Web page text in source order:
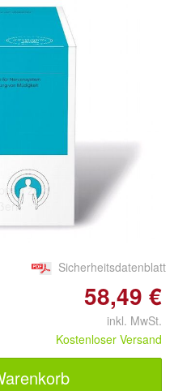
zum
Sicherheitsdatenblatt
58,49 €
inkl. MwSt.
Kostenloser Versand